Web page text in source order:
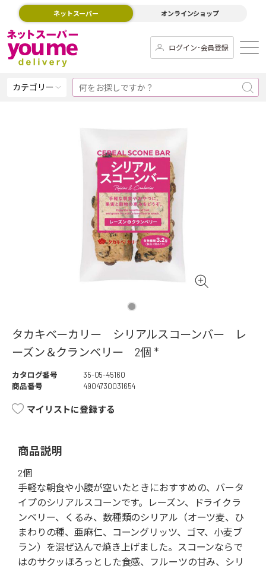
ネットスーパー オンラインショップ
ログイン･会員登録
カテゴリー
タカキベーカリー シリアルスコーンバー レ
ーズン＆クランベリー 2個 *
カタログ番号
35-05-45160
商品番号
4904730031654
マイリストに登録する
商品説明
2個
手軽な朝食や小腹が空いたときにおすすめの、バータ
イプのシリアルスコーンです。レーズン、ドライクラ
ンベリー、くるみ、数種類のシリアル（オーツ麦、ひ
まわりの種、亜麻仁、コーングリッツ、ゴマ、小麦ブ
ラン）を混ぜ込んで焼き上げました。スコーンならで
はのサクッほろっとした食感、フルーツの甘み、シリ